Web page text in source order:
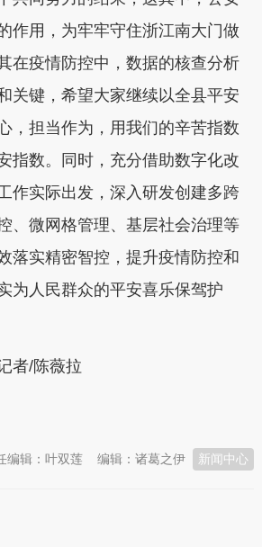
作用，为牢牢守住浙江南大门做
在疫情防控中，数据的核查分析
关键，希望大家继续以全县平安
，担当作为，用我们的辛苦指数
指数。同时，充分借助数字化改
作实际出发，深入研发创建多跨
、微网格管理、基层社会治理等
落实精密智控，提升疫情防控和
为人民群众的平安喜乐保驾护
者/陈薇拉
新闻中心
编辑：诸葛之伊
编辑：叶双莲